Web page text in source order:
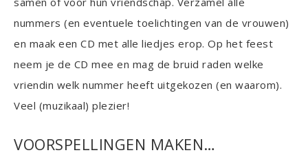
nummers (en eventuele toelichtingen van de vrouwen)
en maak een CD met alle liedjes erop. Op het feest
neem je de CD mee en mag de bruid raden welke
vriendin welk nummer heeft uitgekozen (en waarom).
Veel (muzikaal) plezier!
VOORSPELLINGEN MAKEN…